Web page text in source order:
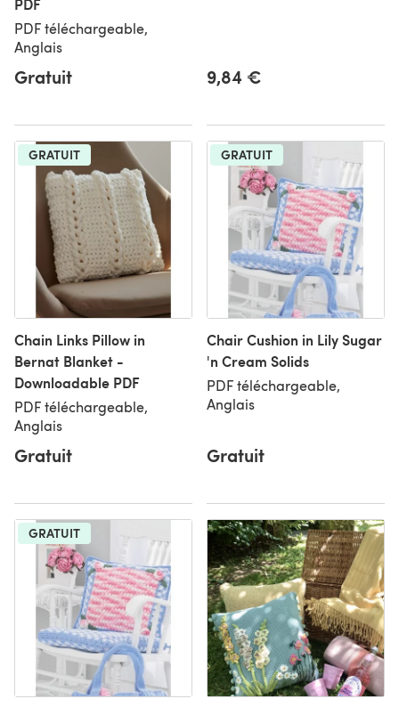
PDF téléchargeable,
Anglais
Gratuit 9,84 €
GRATUIT
Chain Links Pillow in
Bernat Blanket -
Downloadable PDF
PDF téléchargeable,
Anglais
Gratuit
GRATUIT
Chair Cushion in Lily Sugar
'n Cream Solids
PDF téléchargeable,
Anglais
Gratuit
GRATUIT